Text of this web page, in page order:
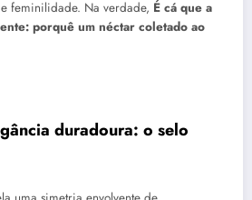
feminilidade. Na verdade, É cá que a
porquê um néctar coletado ao
duradoura: o selo